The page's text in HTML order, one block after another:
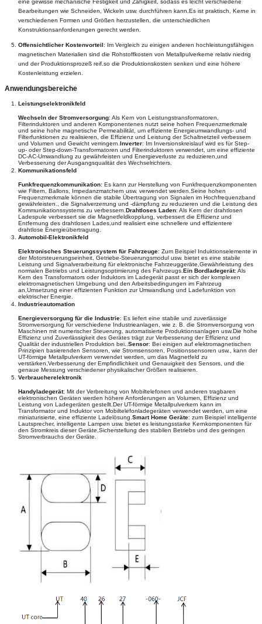
eine gewisse mechanische Festigkeit und Zähigkeit, sodass es leicht verschiedene
Bearbeitungen wie Schneiden, Wickeln usw. durchführen kann.Es ist praktisch, Kerne in
verschiedenen Formen und Größen herzustellen, die unterschiedlichen
Konstruktionsanforderungen gerecht werden.
Offensichtlicher Kostenvorteil: Im Vergleich zu einigen anderen hochleistungsfähigen
magnetischen Materialien sind die Rohstoffkosten von Metallpulverkerne relativ niedrig
und der Produktionsprozeß reif.so die Produktionskosten senken und eine höhere
Kostenleistung erzielen.
Anwendungsbereiche
Leistungselektronikfeld
Wechseln der Stromversorgung: Als Kern von Leistungstransformatoren,
Filterinduktoren und anderen Komponentenes nutzt seine hohen Frequenzmerkmale
und seine hohe magnetische Permeabilität, um effiziente Energieumwandlungs- und
Filterfunktionen zu realisieren, die Effizienz und Leistung der Schaltnetzteil verbessern
und Volumen und Gewicht verringern. Inverter: Im Inversionskreislauf wird es für Step-
up- oder Step-down-Transformatoren und Filterinduktoren verwendet, um eine effiziente
DC-AC-Umwandlung zu gewährleisten und Energieverluste zu reduzieren,und
Verbesserung der Ausgangsqualität des Wechselrichters.
Kommunikationsfeld
Funkfrequenzkommunikation: Es kann zur Herstellung von Funkfrequenzkomponenten
wie Filtern, Ballons, Impedanzmatchern usw. verwendet werden.Seine hohen
Frequenzmerkmale können die stabile Übertragung von Signalen im Hochfrequenzband
gewährleisten., die Signalverzerrung und -dämpfung zu reduzieren und die Leistung des
Kommunikationssystems zu verbessern. Drahtloses Laden: Als Kern der drahtlosen
Ladespule verbessert sie die Magnetfeldkopplung, verbessert die Effizienz und
Entfernung des drahtlosen Lades,und realisiert eine schnellere und effizientere
drahtlose Energieübertragung.
Automobil-Elektronikfeld
Elektronisches Steuerungssystem für Fahrzeuge: Zum Beispiel Induktionselemente in
der Motorsteuerungseinheit, Getriebe-Steuerungsmodul usw. bietet es eine stabile
Leistung und Signalverarbeitung für elektronische Fahrzeuggeräte,Gewährleistung des
normalen Betriebs und Leistungsoptimierung des Fahrzeugs. Ein Bordladegerät: Als
Kern des Transformators oder Induktors im Ladegerät passt er sich der komplexen
elektromagnetischen Umgebung und den Arbeitsbedingungen im Fahrzeug
an,Umsetzung einer effizienten Funktion zur Umwandlung und Ladefunktion von
elektrischer Energie.
Industrieautomation
Energieversorgung für die Industrie: Es liefert eine stabile und zuverlässige
Stromversorgung für verschiedene Industrieanlagen, wie z. B. die Stromversorgung von
Maschinen mit numerischer Steuerung, automatisierte Produktionsanlagen usw.Die hohe
Effizienz und Zuverlässigkeit des Gerätes trägt zur Verbesserung der Effizienz und
Qualität der industriellen Produktion bei.. Sensor: Bei einigen auf elektromagnetischen
Prinzipien basierenden Sensoren, wie Stromsensoren, Positionssensoren usw., kann der
UT-förmige Metallpulverkern verwendet werden, um das Magnetfeld zu
verstärken,Verbesserung der Empfindlichkeit und Genauigkeit des Sensors, und die
genaue Messung verschiedener physikalischer Größen realisieren.
Verbraucherelektronik
Handyladegerät: Mit der Verbreitung von Mobiltelefonen und anderen tragbaren
elektronischen Geräten werden höhere Anforderungen an Volumen, Effizienz und
Leistung von Ladegeräten gestellt.Der UT-förmige Metallpulverkern kann im
Transformator und Induktor von Mobiltelefonladegeräten verwendet werden, um eine
miniaturisierte, eine effiziente Ladelösung. Smart Home Geräte: zum Beispiel intelligente
Lautsprecher, intelligente Lampen usw. bietet es leistungsstarke Kernkomponenten für
den Stromkreis dieser Geräte,Sicherstellung des stabilen Betriebs und des geringen
Stromverbrauchs der Geräte.